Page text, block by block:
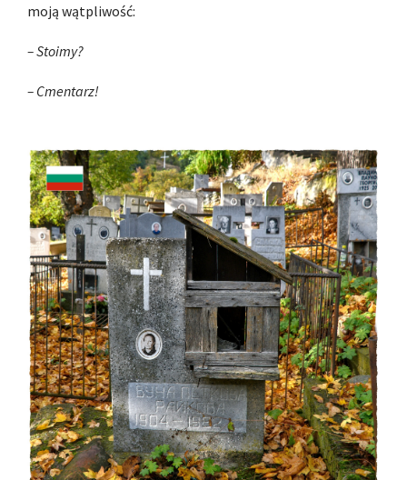
moją wątpliwość:
– Stoimy?
– Cmentarz!